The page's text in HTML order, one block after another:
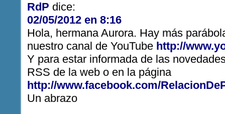
RdP dice:
02/05/2012 en 8:16
Hola, hermana Aurora. Hay más
nuestro canal de YouTube http://
Y para estar informada de las
RSS de la web o en la página
http://www.facebook.com/
Un abrazo